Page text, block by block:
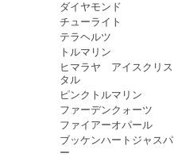
ダイヤモンド
チューライト
テラヘルツ
トルマリン
ヒマラヤ アイスクリス
タル
ピンクトルマリン
ファーデンクォーツ
ファイアーオパール
ブッケンハートジャスパ
ー